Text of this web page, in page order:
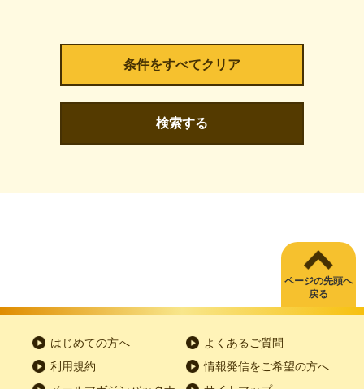
検索する
ページの先頭へ
戻る
はじめての方へ
よくあるご質問
利用規約
情報発信をご希望の方へ